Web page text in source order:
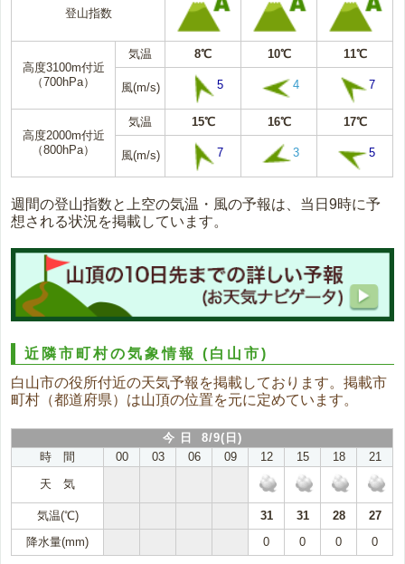
登山指数
高度3100m付近
（700hPa）
気温 8℃ 10℃ 11℃
風(m/s) 5 4 7
高度2000m付近
（800hPa）
気温 15℃ 16℃ 17℃
風(m/s) 7 3 5
週間の登山指数と上空の気温・風の予報は、当日9時に予
想される状況を掲載しています。
近隣市町村の気象情報(白山市)
白山市の役所付近の天気予報を掲載しております。掲載市
町村（都道府県）は山頂の位置を元に定めています。
今 日 8/9(日)
時 間
00 03 06 09 12 15 18
21
天 気
気温(℃) 31 31 28
27
降水量(mm)
0 0 0 0